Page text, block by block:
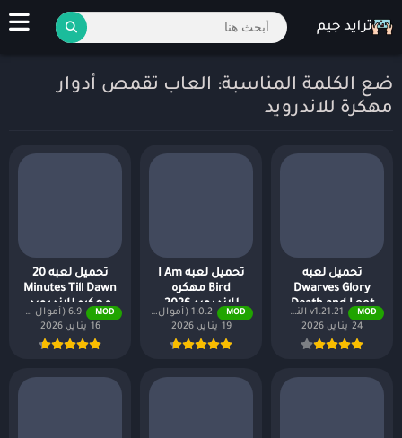
ضع الكلمة المناسبة: العاب تقمص أدوار
مهكرة للاندرويد
تحميل لعبه
Dwarves Glory
Death and Loot
مهكره للاندرويد
2026
MOD
v1.21.21 النسخة المدفوعة مجانًا
24 يناير، 2026
تحميل لعبه I Am
Bird مهكره
للاندرويد 2026
MOD
1.0.2 (أموال لا نهائية + جميع المستويات)
19 يناير، 2026
تحميل لعبه 20
Minutes Till Dawn
مهكره للاندرويد
2026
MOD
6.9 (أموال لا نهائية + جميع المستويات)
16 يناير، 2026